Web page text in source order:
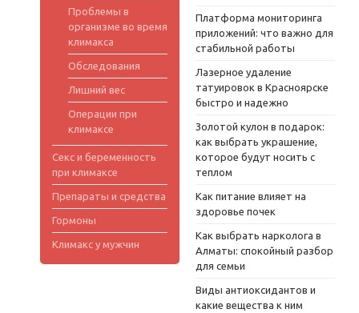
Проблемы в
организме во время
климакса
Обследования
Лишний вес
Операции при
климаксе
Секс и беременность
при климаксе
Препараты и средства
Гормоны
Климакс у мужчин
Платформа мониторинга
приложений: что важно для
стабильной работы
Лазерное удаление
татуировок в Красноярске
быстро и надежно
Золотой кулон в подарок:
как выбрать украшение,
которое будут носить с
теплом
Как питание влияет на
здоровье почек
Как выбрать нарколога в
Алматы: спокойный разбор
для семьи
Виды антиоксидантов и
какие вещества к ним